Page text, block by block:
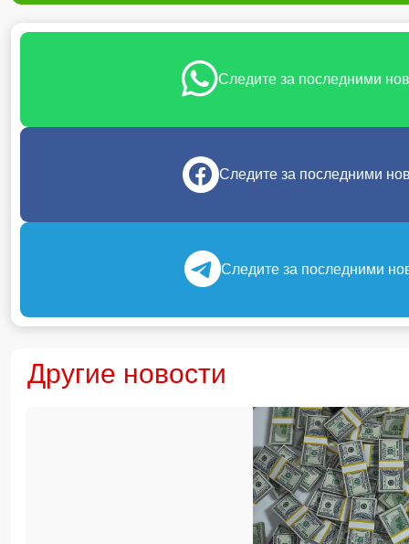
Следите за последними
Следите за последними
Следите за последними
Другие новости